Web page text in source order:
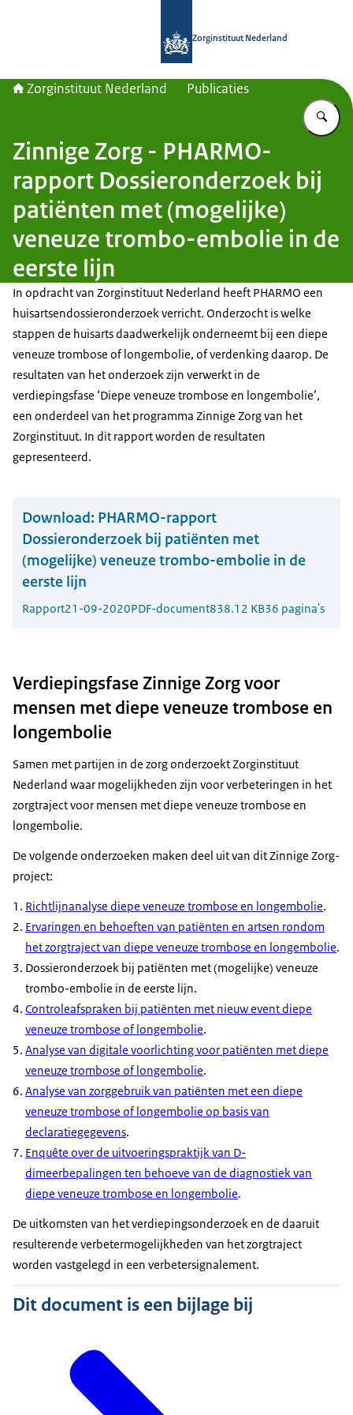
Zorginstituut Nederland
Zorginstituut Nederland Publicaties
Zinnige Zorg - PHARMO-
rapport Dossieronderzoek bij
patiënten met (mogelijke)
veneuze trombo-embolie in de
eerste lijn
In opdracht van Zorginstituut Nederland heeft PHARMO een
huisartsendossieronderzoek verricht. Onderzocht is welke
stappen de huisarts daadwerkelijk onderneemt bij een diepe
veneuze trombose of longembolie, of verdenking daarop. De
resultaten van het onderzoek zijn verwerkt in de
verdiepingsfase ‘Diepe veneuze trombose en longembolie’,
een onderdeel van het programma Zinnige Zorg van het
Zorginstituut. In dit rapport worden de resultaten
gepresenteerd.
Download: PHARMO-rapport
Dossieronderzoek bij patiënten met
(mogelijke) veneuze trombo-embolie in de
eerste lijn
Rapport21-09-2020PDF-document838.12 KB36 pagina's
Verdiepingsfase Zinnige Zorg voor
mensen met diepe veneuze trombose en
longembolie
Samen met partijen in de zorg onderzoekt Zorginstituut
Nederland waar mogelijkheden zijn voor verbeteringen in het
zorgtraject voor mensen met diepe veneuze trombose en
longembolie.
De volgende onderzoeken maken deel uit van dit Zinnige Zorg-
project:
Richtlijnanalyse diepe veneuze trombose en longembolie.
Ervaringen en behoeften van patiënten en artsen rondom
het zorgtraject van diepe veneuze trombose en longembolie.
Dossieronderzoek bij patiënten met (mogelijke) veneuze
trombo-embolie in de eerste lijn.
Controleafspraken bij patiënten met nieuw event diepe
veneuze trombose of longembolie.
Analyse van digitale voorlichting voor patiënten met diepe
veneuze trombose of longembolie.
Analyse van zorggebruik van patiënten met een diepe
veneuze trombose of longembolie op basis van
declaratiegegevens.
Enquête over de uitvoeringspraktijk van D-
dimeerbepalingen ten behoeve van de diagnostiek van
diepe veneuze trombose en longembolie.
De uitkomsten van het verdiepingsonderzoek en de daaruit
resulterende verbetermogelijkheden van het zorgtraject
worden vastgelegd in een verbetersignalement.
Dit document is een bijlage bij